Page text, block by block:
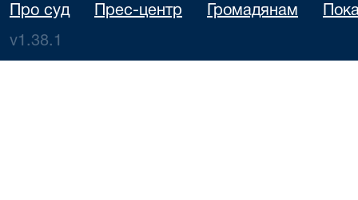
Про суд Прес-центр Громадянам
v1.38.1